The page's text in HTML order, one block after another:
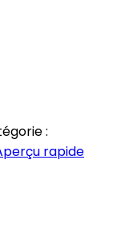
:
rapide